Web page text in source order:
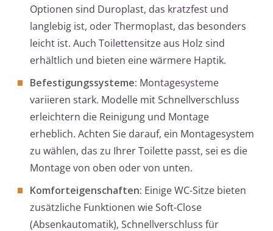
Optionen sind Duroplast, das kratzfest und
langlebig ist, oder Thermoplast, das besonders
leicht ist. Auch Toilettensitze aus Holz sind
erhältlich und bieten eine wärmere Haptik.
Befestigungssysteme: Montagesysteme
variieren stark. Modelle mit Schnellverschluss
erleichtern die Reinigung und Montage
erheblich. Achten Sie darauf, ein Montagesystem
zu wählen, das zu Ihrer Toilette passt, sei es die
Montage von oben oder von unten.
Komforteigenschaften: Einige WC-Sitze bieten
zusätzliche Funktionen wie Soft-Close
(Absenkautomatik), Schnellverschluss für